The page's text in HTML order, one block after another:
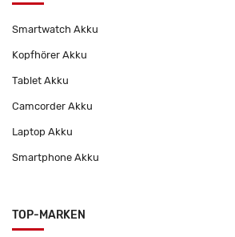
Smartwatch Akku
Kopfhörer Akku
Tablet Akku
Camcorder Akku
Laptop Akku
Smartphone Akku
TOP-MARKEN